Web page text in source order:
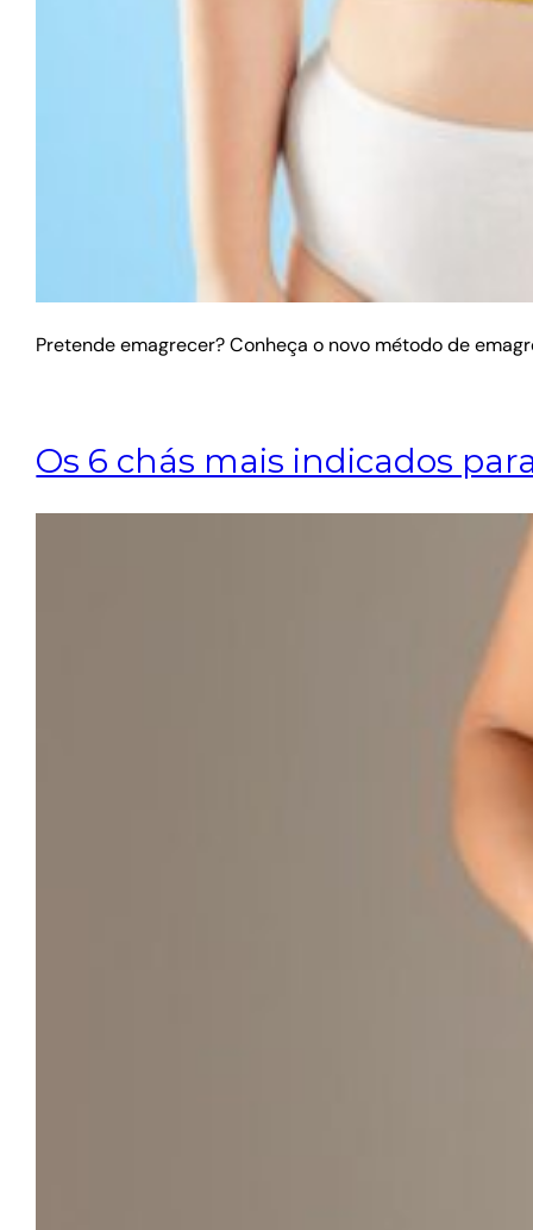
Pretende emagrecer? Conheça o novo método de
Os 6 chás mais indicados